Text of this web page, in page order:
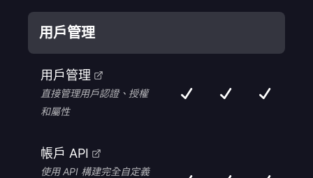
用戶管理
用戶管理
直接管理用戶認證、授權
和屬性
帳戶 API
使用 API 構建完全自定義